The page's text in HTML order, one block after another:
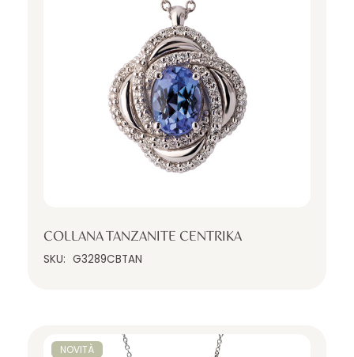
COLLANA TANZANITE CENTRIKA
SKU: G3289CBTAN
NOVITÀ